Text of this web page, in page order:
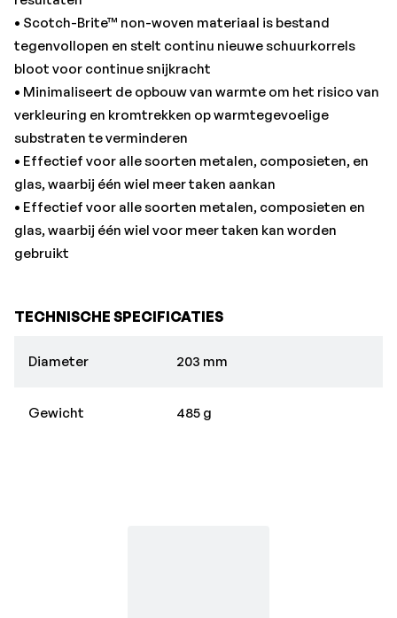
• Scotch-Brite™ non-woven materiaal is bestand
tegenvollopen en stelt continu nieuwe schuurkorrels
bloot voor continue snijkracht
• Minimaliseert de opbouw van warmte om het risico van
verkleuring en kromtrekken op warmtegevoelige
substraten te verminderen
• Effectief voor alle soorten metalen, composieten, en
glas, waarbij één wiel meer taken aankan
• Effectief voor alle soorten metalen, composieten en
glas, waarbij één wiel voor meer taken kan worden
gebruikt
TECHNISCHE SPECIFICATIES
Diameter 203 mm
Gewicht 485 g